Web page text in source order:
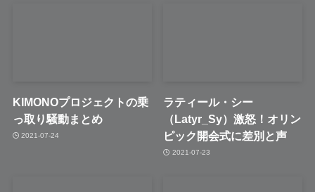
KIMONOプロジェクトの乗
っ取り騒動まとめ
2021-07-24
ラティール・シー
（Latyr_Sy）激怒！オリン
ピック開会式に差別と声
2021-07-23